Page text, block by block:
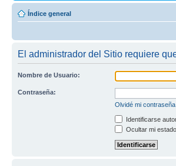
Índice general
El administrador del Sitio requiere
Nombre de Usuario:
Contraseña:
Olvidé mi contraseña
Identificarse
Ocultar mi